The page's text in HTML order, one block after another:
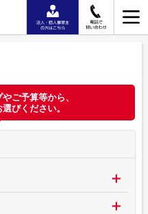
ご予算等から、
びください。